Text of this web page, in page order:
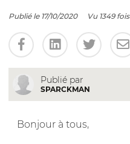
Publié le 17/10/2020 Vu 1349 fois
Publié par
SPARCKMAN
Bonjour à tous,